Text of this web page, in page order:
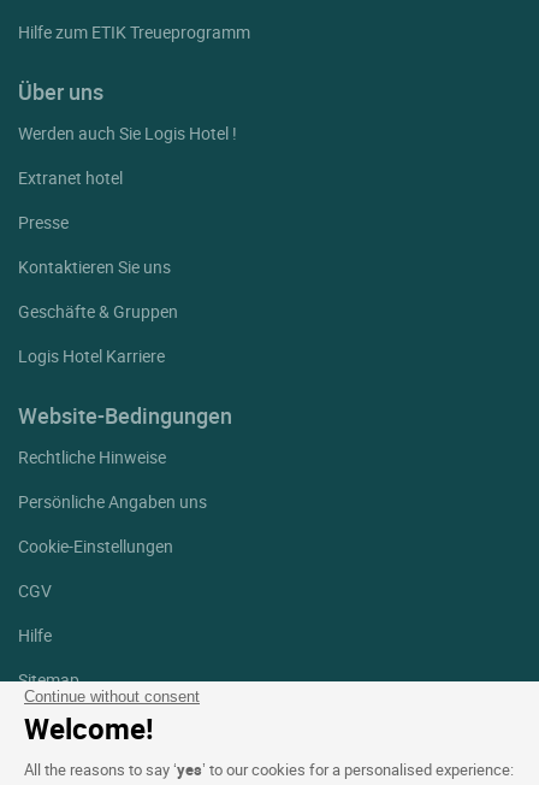
Continue without consent
Welcome!
All the reasons to say ‘yes’ to our cookies for a personalised experience:
Hilfe zum ETIK Treueprogramm
Über uns
Werden auch Sie Logis Hotel !
Extranet hotel
Presse
Kontaktieren Sie uns
Geschäfte & Gruppen
Logis Hotel Karriere
Website-Bedingungen
Rechtliche Hinweise
Persönliche Angaben uns
Cookie-Einstellungen
CGV
Hilfe
Sitemap
Fotodanksagungen
Folgen Sie uns